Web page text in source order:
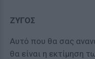
ΖΥΓΟΣ
Αυτό που θα σας
θα είναι η εκτίμηση